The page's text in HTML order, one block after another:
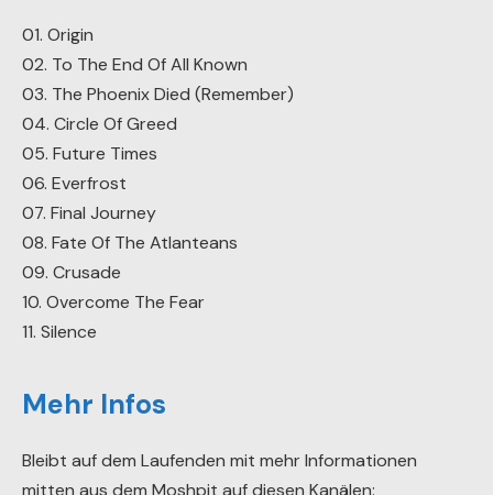
01. Origin
02. To The End Of All Known
03. The Phoenix Died (Remember)
04. Circle Of Greed
05. Future Times
06. Everfrost
07. Final Journey
08. Fate Of The Atlanteans
09. Crusade
10. Overcome The Fear
11. Silence
Mehr Infos
Bleibt auf dem Laufenden mit mehr Informationen
mitten aus dem Moshpit auf diesen Kanälen: